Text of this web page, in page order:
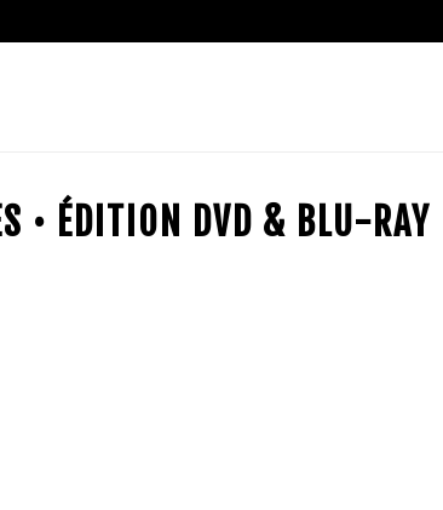
• ÉDITION DVD & BLU-RAY